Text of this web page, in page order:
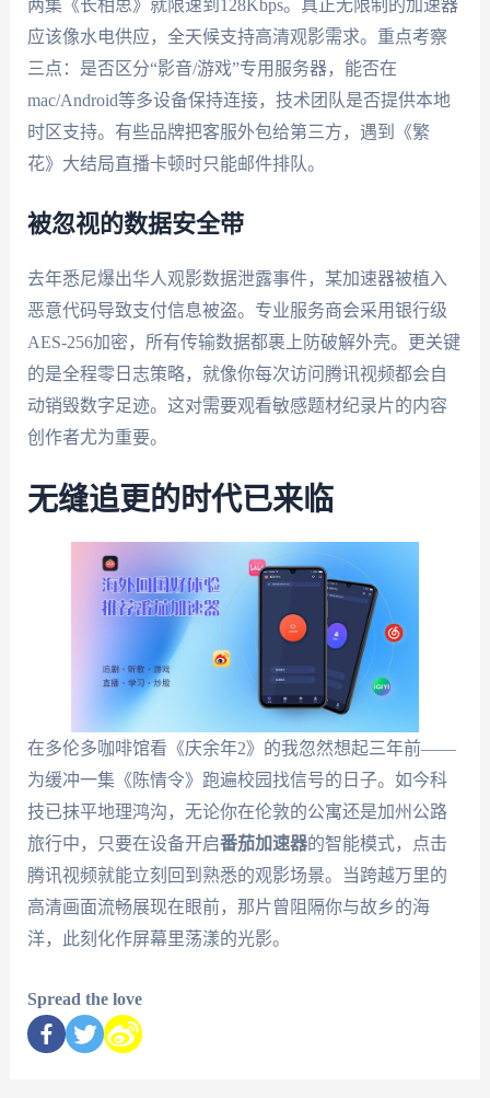
两集《长相思》就限速到128Kbps。真正无限制的加速器
应该像水电供应，全天候支持高清观影需求。重点考察
三点：是否区分“影音/游戏”专用服务器，能否在
mac/Android等多设备保持连接，技术团队是否提供本地
时区支持。有些品牌把客服外包给第三方，遇到《繁
花》大结局直播卡顿时只能邮件排队。
被忽视的数据安全带
去年悉尼爆出华人观影数据泄露事件，某加速器被植入
恶意代码导致支付信息被盗。专业服务商会采用银行级
AES-256加密，所有传输数据都裹上防破解外壳。更关键
的是全程零日志策略，就像你每次访问腾讯视频都会自
动销毁数字足迹。这对需要观看敏感题材纪录片的内容
创作者尤为重要。
无缝追更的时代已来临
在多伦多咖啡馆看《庆余年2》的我忽然想起三年前——
为缓冲一集《陈情令》跑遍校园找信号的日子。如今科
技已抹平地理鸿沟，无论你在伦敦的公寓还是加州公路
旅行中，只要在设备开启番茄加速器的智能模式，点击
腾讯视频就能立刻回到熟悉的观影场景。当跨越万里的
高清画面流畅展现在眼前，那片曾阻隔你与故乡的海
洋，此刻化作屏幕里荡漾的光影。
Spread the love